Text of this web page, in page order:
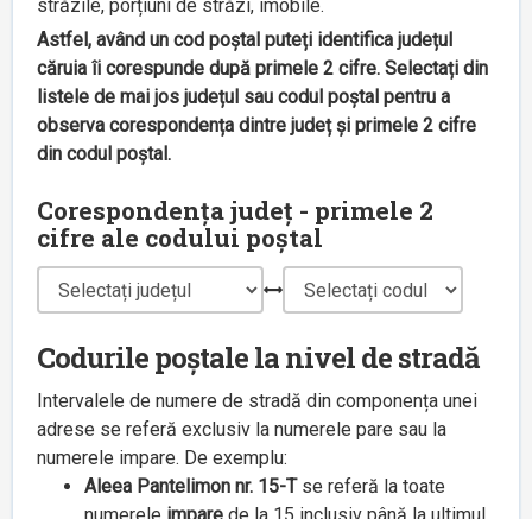
străzile, porțiuni de străzi, imobile.
Astfel, având un cod poștal puteți identifica județul
căruia îi corespunde după primele 2 cifre. Selectați din
listele de mai jos județul sau codul poștal pentru a
observa corespondența dintre județ și primele 2 cifre
din codul poștal.
Corespondența județ - primele 2
cifre ale codului poștal
Codurile poștale la nivel de stradă
Intervalele de numere de stradă din componența unei
adrese se referă exclusiv la numerele pare sau la
numerele impare. De exemplu:
Aleea Pantelimon nr. 15-Tse referă la toate